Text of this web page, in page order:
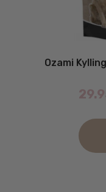
Ozami